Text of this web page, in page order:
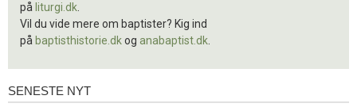
på liturgi.dk
Vil du vide mere om baptister? Kig ind
på baptisthistorie.dkog anabaptist.dk
Seneste
SENESTE NYT